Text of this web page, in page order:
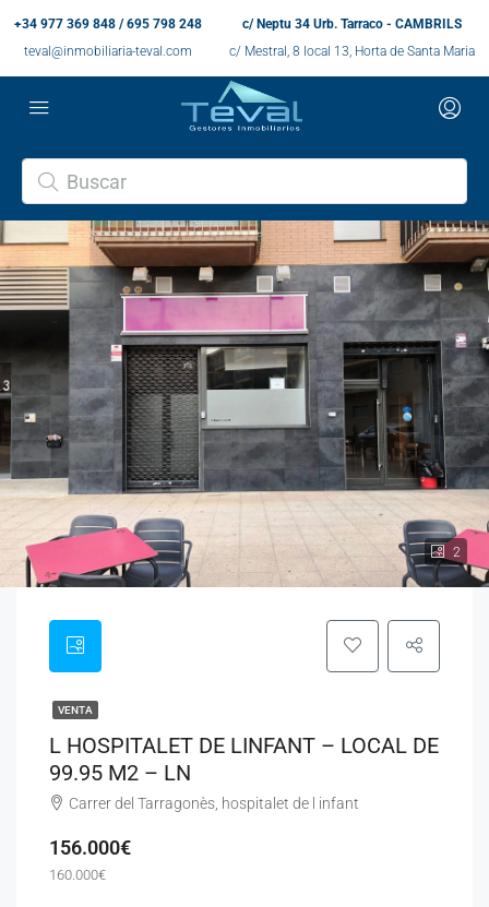
+34 977 369 848 / 695 798 248
teval@inmobiliaria-teval.com
c/ Neptu 34 Urb. Tarraco - CAMBRILS
c/ Mestral, 8 local 13, Horta de Santa Maria
2
VENTA
L HOSPITALET DE LINFANT – LOCAL DE
99.95 M2 – LN
Carrer del Tarragonès, hospitalet de l infant
156.000€
160.000€